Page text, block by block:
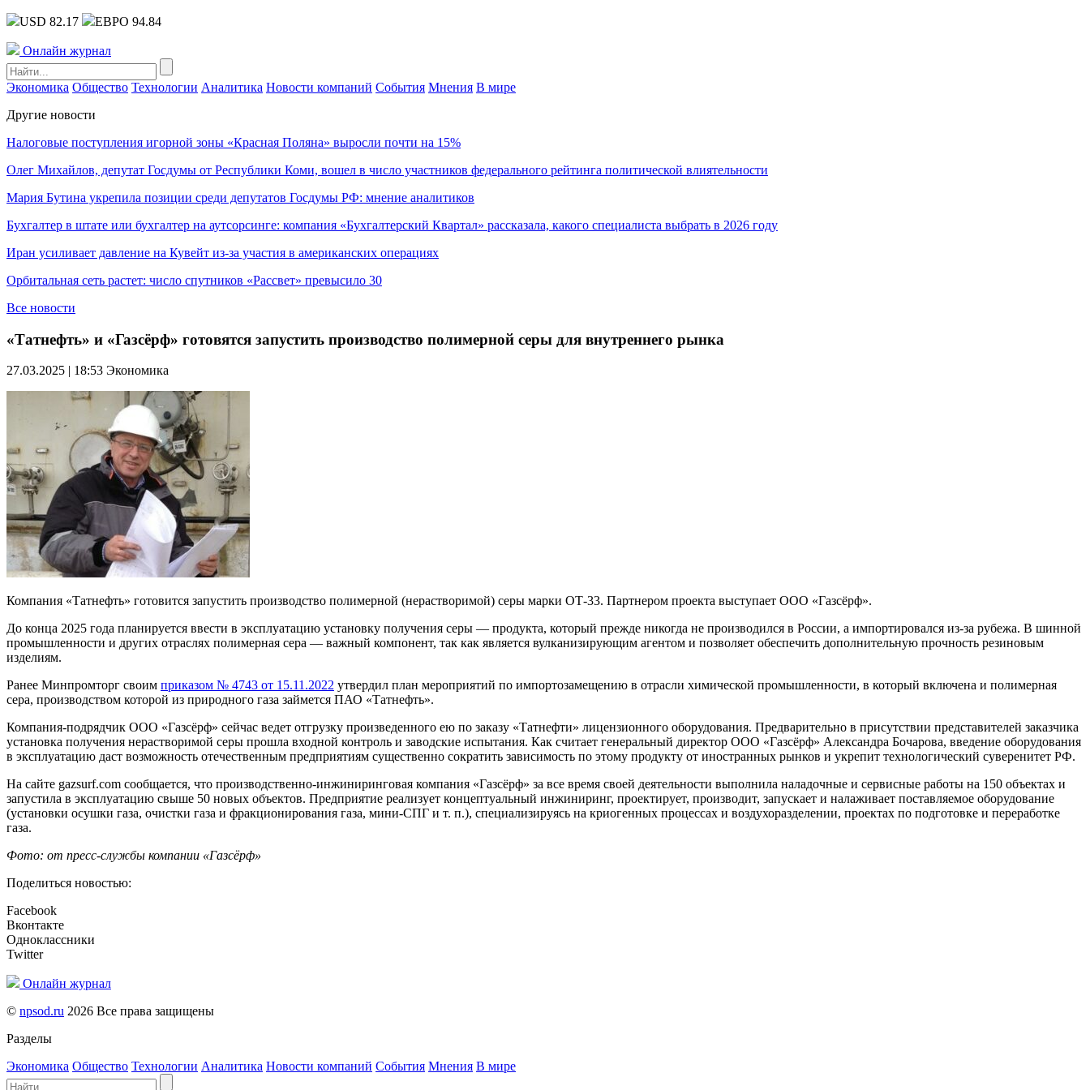
USD 82.17 ЕВРО 94.84
Онлайн журнал
Экономика Общество Технологии Аналитика Новости компаний События Мнения В мире
Другие новости
Налоговые поступления игорной зоны «Красная Поляна» выросли почти на 15%
Олег Михайлов, депутат Госдумы от Республики Коми, вошел в число участников федерального рейтинга политической влиятельности
Мария Бутина укрепила позиции среди депутатов Госдумы РФ: мнение аналитиков
Бухгалтер в штате или бухгалтер на аутсорсинге: компания «Бухгалтерский Квартал» рассказала, какого специалиста выбрать в 2026 году
Иран усиливает давление на Кувейт из-за участия в американских операциях
Орбитальная сеть растет: число спутников «Рассвет» превысило 30
Все новости
«Татнефть» и «Газсёрф» готовятся запустить производство полимерной серы для внутреннего рынка
27.03.2025 | 18:53 Экономика
Компания «Татнефть» готовится запустить производство полимерной (нерастворимой) серы марки ОТ-33. Партнером проекта выступает ООО «Газсёрф».
До конца 2025 года планируется ввести в эксплуатацию установку получения серы — продукта, который прежде никогда не производился в России, а импортировался из-за рубежа. В шинной
промышленности и других отраслях полимерная сера — важный компонент, так как является вулканизирующим агентом и позволяет обеспечить дополнительную прочность резиновым
изделиям.
Ранее Минпромторг своим приказом № 4743 от 15.11.2022 утвердил план мероприятий по импортозамещению в отрасли химической промышленности, в который включена и полимерная
сера, производством которой из природного газа займется ПАО «Татнефть».
Компания-подрядчик ООО «Газсёрф» сейчас ведет отгрузку произведенного ею по заказу «Татнефти» лицензионного оборудования. Предварительно в присутствии представителей заказчика
установка получения нерастворимой серы прошла входной контроль и заводские испытания. Как считает генеральный директор ООО «Газсёрф» Александра Бочарова, введение оборудования
в эксплуатацию даст возможность отечественным предприятиям существенно сократить зависимость по этому продукту от иностранных рынков и укрепит технологический суверенитет РФ.
На сайте gazsurf.com сообщается, что производственно-инжиниринговая компания «Газсёрф» за все время своей деятельности выполнила наладочные и сервисные работы на 150 объектах и
запустила в эксплуатацию свыше 50 новых объектов. Предприятие реализует концептуальный инжиниринг, проектирует, производит, запускает и налаживает поставляемое оборудование
(установки осушки газа, очистки газа и фракционирования газа, мини-СПГ и т. п.), специализируясь на криогенных процессах и воздухоразделении, проектах по подготовке и переработке
газа.
Фото: от пресс-службы компании «Газсёрф»
Поделиться новостью:
Facebook
Вконтакте
Одноклассники
Twitter
Онлайн журнал
© npsod.ru 2026 Все права защищены
Разделы
Экономика Общество Технологии Аналитика Новости компаний События Мнения В мире